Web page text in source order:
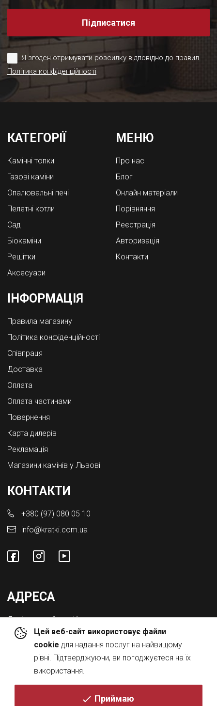
Цей веб-сайт використовує файли
cookie для надання послуг на найвищому
рівні. Підтверджуючи, ви погоджуєтеся на їх
використання.
Приймаю
Підписатися
Я згоден отримувати розсилку відповідно до правил
Політика конфіденційності
КАТЕГОРІЇ
Камінні топки
Газові каміни
Опалювальні печі
Пелетні котли
Cад
Біокаміни
Решітки
Аксесуари
МЕНЮ
Про нас
Блог
Онлайн матеріали
Порівняння
Реєстрація
Авторизація
Контакти
ІНФОРМАЦІЯ
Правила магазину
Політика конфіденційності
Співпраця
Доставка
Оплата
Оплата частинами
Повернення
Карта дилерів
Рекламація
Магазини камінів у Львові
КОНТАКТИ
+380 (97) 080 05 10
info@kratki.com.ua
АДРЕСА
Львівська обл., с. Конопниця,
Вул. Городоцька 8а